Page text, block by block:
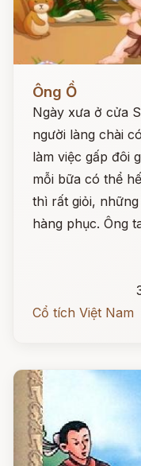
Đọc ngay
Ông Ồ
Ngày xưa ở cửa
người làng chài
làm việc gấp đôi
mỗi bữa có thể
thì rất giỏi,
hàng phục. Ông
Cổ tích Việt Nam